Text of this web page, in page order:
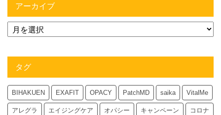
アーカイブ
タグ
BIHAKUEN EXAFIT OPACY PatchMD saika VitalMe
アレグラ エイジングケア オパシー キャンペーン コロナ